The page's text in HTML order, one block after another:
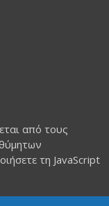
από τους
τη JavaScript